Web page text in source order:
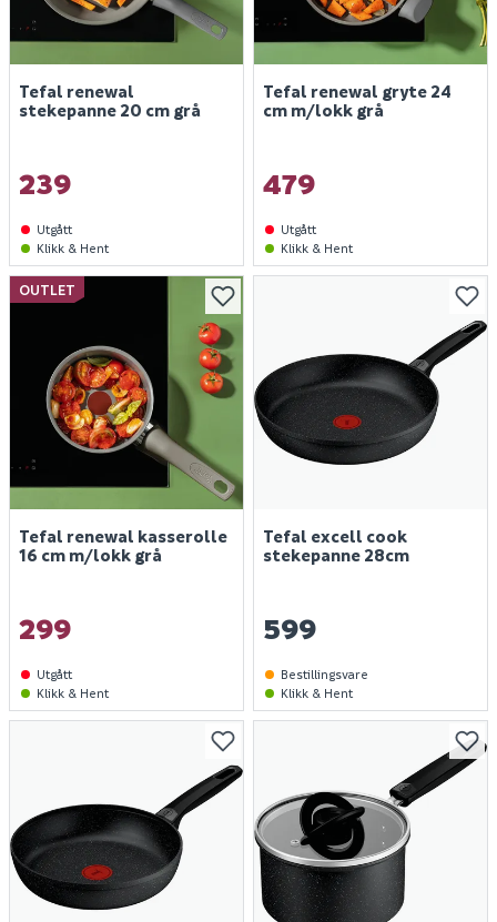
Tefal renewal
stekepanne 20 cm grå
239
Utgått
Klikk & Hent
Tefal renewal gryte 24
cm m/lokk grå
479
Utgått
Klikk & Hent
OUTLET
Tefal renewal kasserolle
16 cm m/lokk grå
299
Utgått
Klikk & Hent
Tefal excell cook
stekepanne 28cm
599
Bestillingsvare
Klikk & Hent